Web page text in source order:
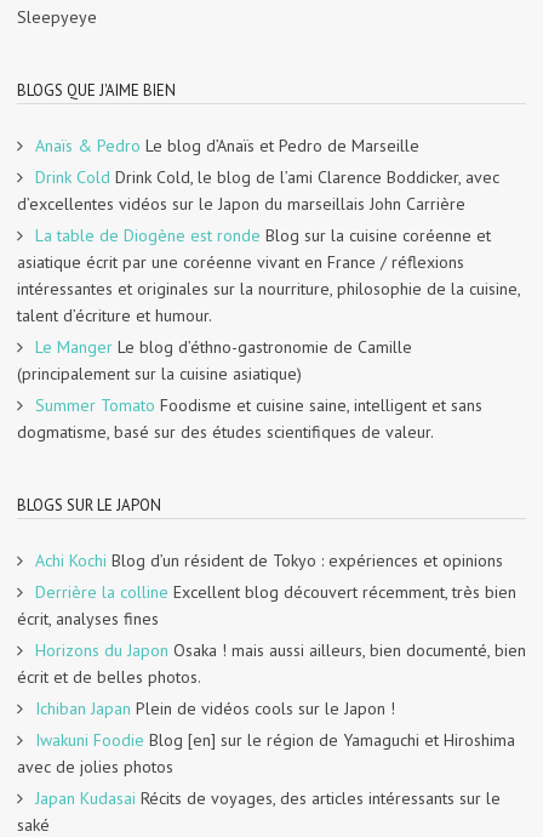
Sleepyeye
BLOGS QUE J'AIME BIEN
Anaïs & Pedro Le blog d’Anaïs et Pedro de Marseille
Drink Cold Drink Cold, le blog de l’ami Clarence Boddicker, avec
d’excellentes vidéos sur le Japon du marseillais John Carrière
La table de Diogène est ronde Blog sur la cuisine coréenne et
asiatique écrit par une coréenne vivant en France / réflexions
intéressantes et originales sur la nourriture, philosophie de la cuisine,
talent d’écriture et humour.
Le Manger Le blog d’éthno-gastronomie de Camille
(principalement sur la cuisine asiatique)
Summer Tomato Foodisme et cuisine saine, intelligent et sans
dogmatisme, basé sur des études scientifiques de valeur.
BLOGS SUR LE JAPON
Achi Kochi Blog d’un résident de Tokyo : expériences et opinions
Derrière la colline Excellent blog découvert récemment, très bien
écrit, analyses fines
Horizons du Japon Osaka ! mais aussi ailleurs, bien documenté, bien
écrit et de belles photos.
Ichiban Japan Plein de vidéos cools sur le Japon !
Iwakuni Foodie Blog [en] sur le région de Yamaguchi et Hiroshima
avec de jolies photos
Japan Kudasai Récits de voyages, des articles intéressants sur le
saké